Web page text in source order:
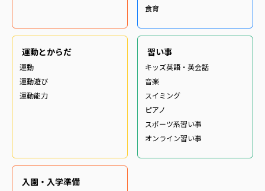
食育
運動とからだ
運動
運動遊び
運動能力
習い事
キッズ英語・英会話
音楽
スイミング
ピアノ
スポーツ系習い事
オンライン習い事
入園・入学準備